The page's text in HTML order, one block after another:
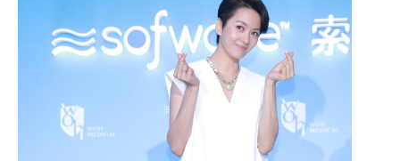
延緩老化過程，不要讓人家看到你比真實年齡還要